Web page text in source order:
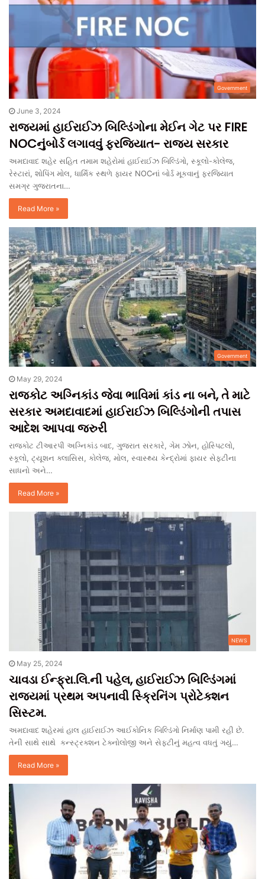
Government
June 3, 2024
રાજ્યમાં હાઈરાઈઝ બિલ્ડિંગોના મેઈન ગેટ પર FIRE
NOCનુંબોર્ડ લગાવવું ફરજિયાત- રાજ્ય સરકાર
અમદાવાદ શહેર સહિત તમામ શહેરોમાં હાઈરાઈઝ બિલ્ડિંગો, સ્કૂલો-કોલેજ,
રેસ્ટારાં, શોપિંગ મોલ, ધાર્મિક સ્થળે ફાયર NOCનાં બોર્ડ મૂકવાનું ફરજિયાત
સમગ્ર ગુજરાતના…
Read More »
Government
May 29, 2024
રાજકોટ અગ્નિકાંડ જેવા ભાવિમાં કાંડ ના બને, તે માટે
સરકાર અમદાવાદમાં હાઈરાઈઝ બિલ્ડિંગોની તપાસ
આદેશ આપવા જરુરી
રાજકોટ ટીઆરપી અગ્નિકાંડ બાદ, ગુજરાત સરકારે, ગેમ ઝોન, હોસ્પિટલો,
સ્કૂલો, ટ્યૂશન ક્લાસિસ, કોલેજ, મોલ, સ્વાસ્થ્ય કેન્દ્રોમાં ફાયર સેફ્ટીના
સાધનો અને…
Read More »
NEWS
May 25, 2024
ચાવડા ઈન્ફ્રા.લિ.ની પહેલ, હાઈરાઈઝ બિલ્ડિંગમાં
રાજ્યમાં પ્રથમ અપનાવી સ્ક્રિનિંગ પ્રોટેક્શન
સિસ્ટમ.
અમદાવાદ શહેરમાં હાલ હાઈરાઈઝ આઈકોનિક બિલ્ડિંગો નિર્માણ પામી રહી છે.
તેની સાથે સાથે કન્સ્ટ્રક્શન ટેક્નોલોજી અને સેફ્ટીનું મહત્વ વધતું ગયું…
Read More »